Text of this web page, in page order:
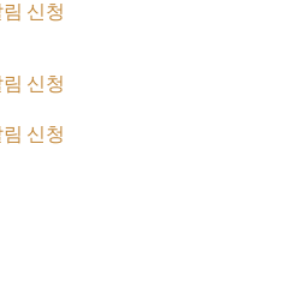
신청
신청
신청